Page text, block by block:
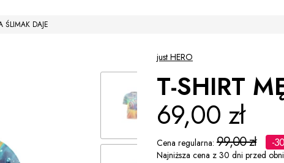
ŚLIMAK DAJE
just HERO
T-SHIRT
69,00 zł
Cena regularna: 99,00 zł -
Najniższa cena z 30 dni przed